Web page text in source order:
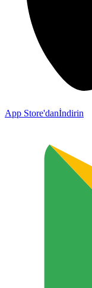
App Store'danİndirin